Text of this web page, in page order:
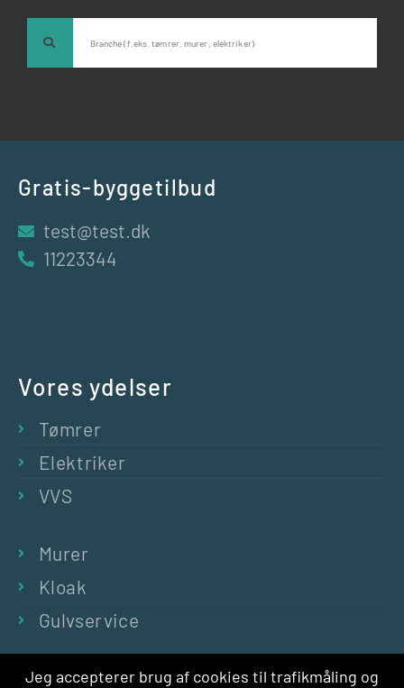
Gratis-byggetilbud
test@test.dk
11223344
Vores ydelser
Tømrer
Elektriker
VVS
Murer
Kloak
Gulvservice
Jeg accepterer brug af cookies til trafikmåling og